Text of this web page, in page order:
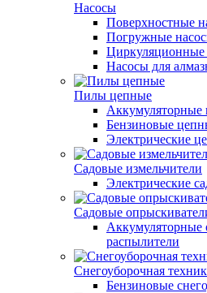
Насосы
Поверхностные
Погружные
Циркуляционные
Насосы для
Пилы цепные
Бензиновые
Электрические
Садовые измельчители
Электрические
Садовые
Аккумуляторные
распылители
Снегоуборочная
Бензиновые